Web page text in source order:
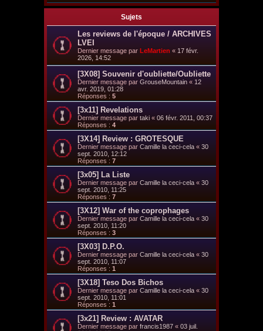
Sujets
Les reviews de l'époque / ARCHIVES
LVEI
Dernier message par LeMartien « 17 févr.
2026, 14:52
[3X08] Souvenir d'oubliette/Oubliette
Dernier message par GrouseMountain « 12
avr. 2019, 01:28
Réponses : 5
[3x11] Revelations
Dernier message par taki « 06 févr. 2011, 00:37
Réponses : 4
[3X14] Review : GROTESQUE
Dernier message par Camille la ceci-cela « 30
sept. 2010, 12:12
Réponses : 7
[3x05] La Liste
Dernier message par Camille la ceci-cela « 30
sept. 2010, 11:25
Réponses : 7
[3X12] War of the coprophages
Dernier message par Camille la ceci-cela « 30
sept. 2010, 11:20
Réponses : 3
[3X03] D.P.O.
Dernier message par Camille la ceci-cela « 30
sept. 2010, 11:07
Réponses : 1
[3X18] Teso Dos Bichos
Dernier message par Camille la ceci-cela « 30
sept. 2010, 11:01
Réponses : 1
[3x21] Review : AVATAR
Dernier message par francis1987 « 03 juil.